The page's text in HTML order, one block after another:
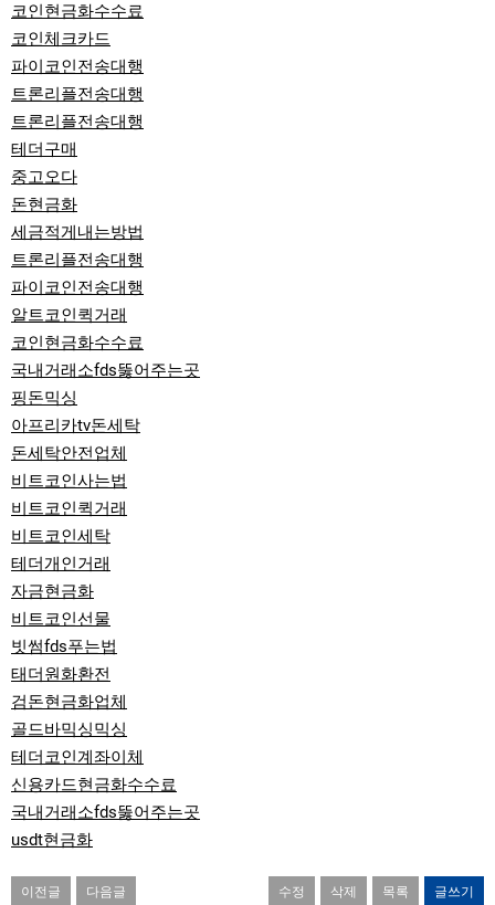
코인현금화수수료
코인체크카드
파이코인전송대행
트론리플전송대행
트론리플전송대행
테더구매
중고오다
돈현금화
세금적게내는방법
트론리플전송대행
파이코인전송대행
알트코인퀵거래
코인현금화수수료
국내거래소fds뚫어주는곳
핑돈믹싱
아프리카tv돈세탁
돈세탁안전업체
비트코인사는법
비트코인퀵거래
비트코인세탁
테더개인거래
자금현금화
비트코인선물
빗썸fds푸는법
태더원화환전
검돈현금화업체
골드바믹싱믹싱
테더코인계좌이체
신용카드현금화수수료
국내거래소fds뚫어주는곳
usdt현금화
이전글 다음글 수정 삭제 목록 글쓰기